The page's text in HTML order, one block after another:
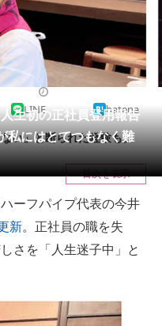
育・育児
ーチ
生初の正社員登用報告
私にはとてつもなく難
LINE hatena
い」と断られた経験も。
目次を表示
ーフパイプ代表の今井
新。正社員の職を失
さを「人生迷子中」と